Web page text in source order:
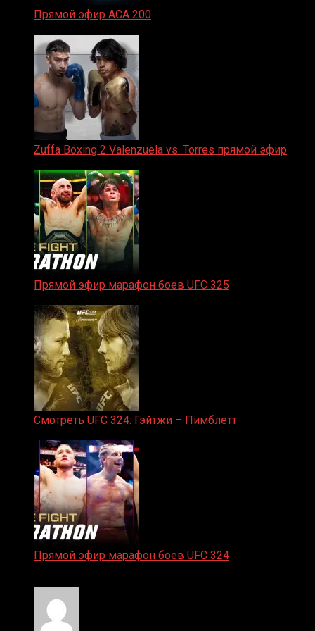
Прямой эфир ACA 200
Zuffa Boxing 2 Valenzuela vs. Torres прямой эфир
Прямой эфир марафон боев UFC 325
Смотреть UFC 324: Гэйтжи – Пимблетт
Прямой эфир марафон боев UFC 324